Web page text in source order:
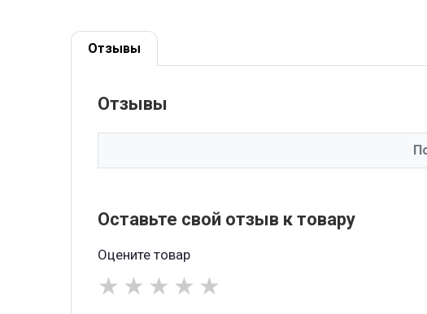
Отзывы
Отзывы
Оставьте свой отзыв к товару
Оцените товар
★
★
★
★
★